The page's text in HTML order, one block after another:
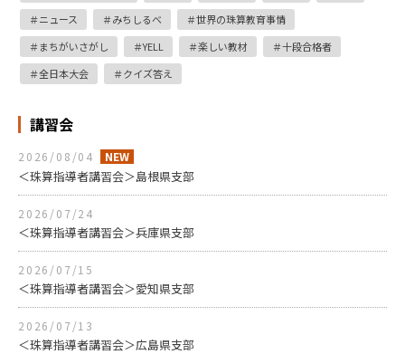
ニュース
みちしるべ
世界の珠算教育事情
まちがいさがし
YELL 楽しい教材
十段合格者
全日本大会
クイズ答え
講習会
2026/08/04
＜珠算指導者講習会＞島根県支部
2026/07/24
＜珠算指導者講習会＞兵庫県支部
2026/07/15
＜珠算指導者講習会＞愛知県支部
2026/07/13
＜珠算指導者講習会＞広島県支部